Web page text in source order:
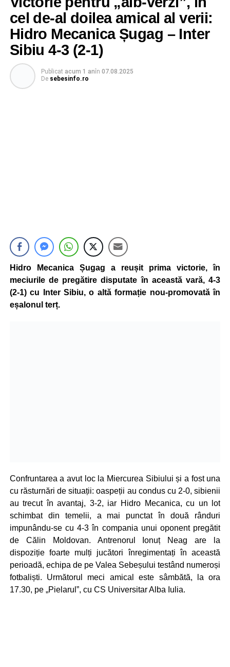
cel de-al doilea amical al verii:
Hidro Mecanica Șugag – Inter
Sibiu 4-3 (2-1)
Publicat acum 1 anîn 07.08.2025
De sebesinfo.ro
Hidro Mecanica Șugag a reușit prima victorie, în
meciurile de pregătire disputate în această vară, 4-3
(2-1) cu Inter Sibiu, o altă formație nou-promovată în
eșalonul terț.
Confruntarea a avut loc la Miercurea Sibiului și a fost una
cu răsturnări de situații: oaspeții au condus cu 2-0, sibienii
au trecut în avantaj, 3-2, iar Hidro Mecanica, cu un lot
schimbat din temelii, a mai punctat în două rânduri
impunându-se cu 4-3 în compania unui oponent pregătit
de Călin Moldovan. Antrenorul Ionuț Neag are la
dispoziție foarte mulți jucători înregimentați în această
perioadă, echipa de pe Valea Sebeșului testând numeroși
fotbaliști. Următorul meci amical este sâmbătă, la ora
17.30, pe „Pielarul”, cu CS Universitar Alba Iulia.